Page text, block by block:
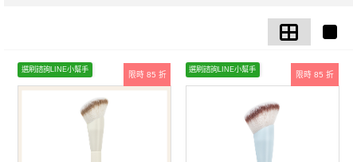
限時 85 折
選刷諮詢LINE小幫手
限時 85 折
選刷諮詢LINE小幫手